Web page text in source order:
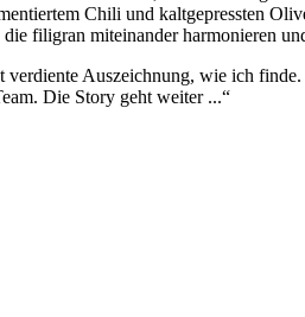
Chili und kaltgepressten
filigran miteinander harmonieren
Auszeichnung, wie ich
Die Story geht weiter ...“